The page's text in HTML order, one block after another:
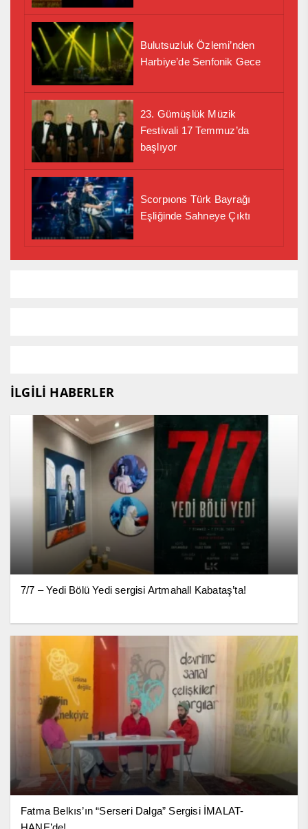
Bulutsuzluk Özlemi’nden
Harbiye’de Senfonik Gece
23. Gümüşlük Müzik
Festivali 17 Temmuz’da
başlıyor
Scorpıons Türk Bayrağı
Eşliğinde Sahneye Çıktı
İLGİLİ HABERLER
7/7 – Yedi Bölü Yedi sergisi Artmahall Kabataş’ta!
Fatma Belkıs’ın “Serseri Dalga” Sergisi İMALAT-